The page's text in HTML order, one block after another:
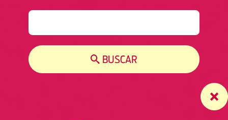
BUSCAR